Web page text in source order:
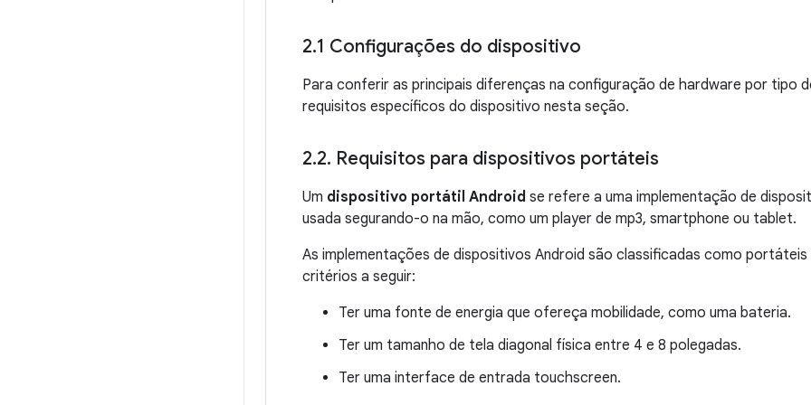
2.1 Configurações do dispositivo
Para conferir as principais diferenças na configuração de hardware por tipo
requisitos específicos do dispositivo nesta seção.
2.2. Requisitos para dispositivos portáteis
Um dispositivo portátil Android se refere a uma implementação de
usada segurando-o na mão, como um player de mp3, smartphone ou tablet.
As implementações de dispositivos Android são classificadas como
critérios a seguir:
Ter uma fonte de energia que ofereça mobilidade, como uma bateria.
Ter um tamanho de tela diagonal física entre 4 e 8 polegadas.
Ter uma interface de entrada touchscreen.